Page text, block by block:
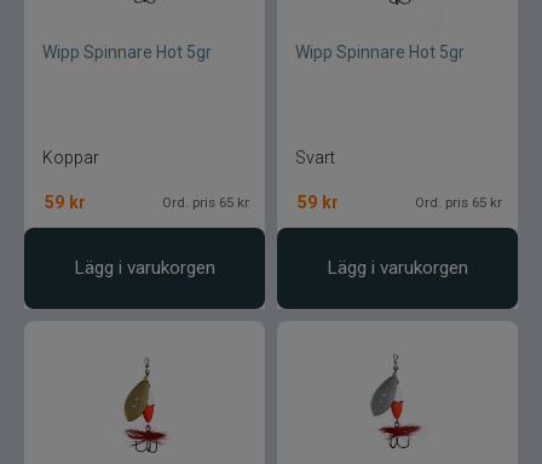
Wipp Spinnare Hot 5gr
Koppar
59 kr Ord. pris 65 kr
Lägg i varukorgen
Wipp Spinnare Hot 5gr
Svart
59 kr Ord. pris 65 kr
Lägg i varukorgen